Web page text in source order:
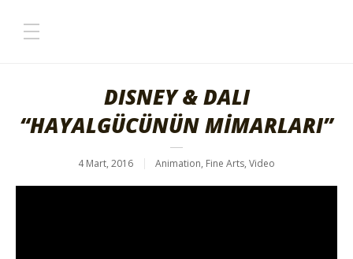
DISNEY & DALI
“HAYALGÜCÜNÜN MİMARLARI”
4 Mart, 2016 Animation, Fine Arts, Video